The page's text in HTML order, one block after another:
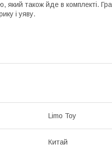
також йде в комплекті.
і уяву.
Limo Toy
Китай